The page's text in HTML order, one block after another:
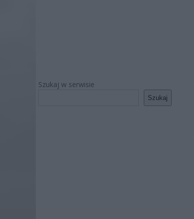
Szukaj w serwisie
Szukaj